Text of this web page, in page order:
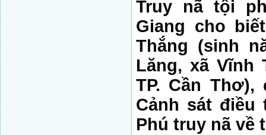
Truy nã tội
Giang cho
Thắng (sinh
Lăng, xã Vĩnh
TP. Cần
Cảnh sát điều
Phú truy nã về